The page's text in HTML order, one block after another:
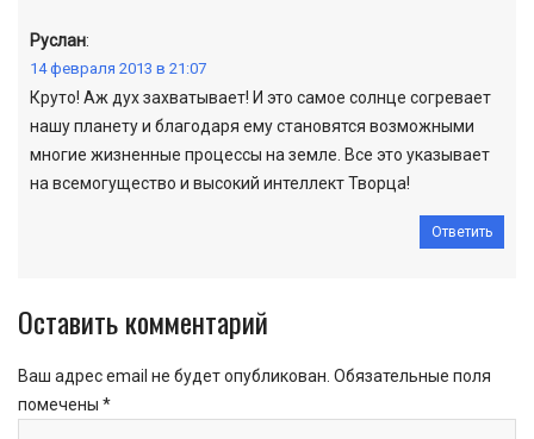
Руслан:
14 февраля 2013 в 21:07
Круто! Аж дух захватывает! И это самое солнце согревает
нашу планету и благодаря ему становятся возможными
многие жизненные процессы на земле. Все это указывает
на всемогущество и высокий интеллект Творца!
Ответить
Оставить комментарий
Ваш адрес email не будет опубликован. Обязательные поля
помечены *